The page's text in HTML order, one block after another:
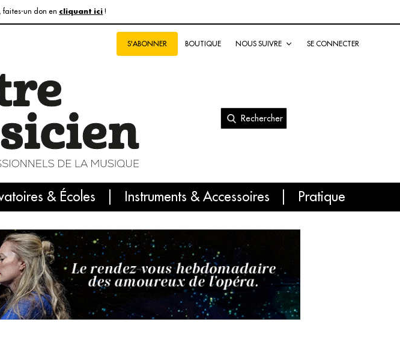
faites-un don en cliquant ici !
S'ABONNER BOUTIQUE NOUS SUIVRE SE CONNECTER
Rechercher
& Écoles Instruments & Accessoires Pratique
du mois International